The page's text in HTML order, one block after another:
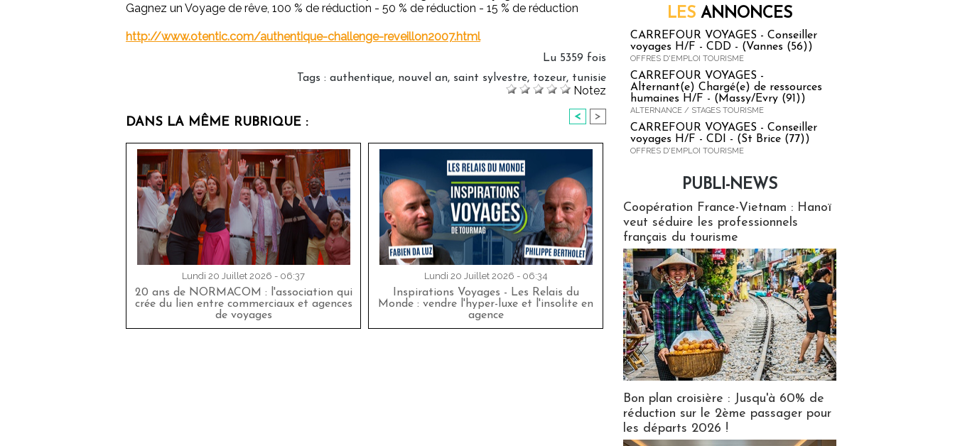
Gagnez un Voyage de rêve, 100 % de réduction - 50 % de réduction - 15 % de réduction
http://www.otentic.com/authentique-challenge-reveillon2007.html
Lu 5359 fois
Tags : authentique, nouvel an, saint sylvestre, tozeur, tunisie
Notez
DANS LA MÊME RUBRIQUE : < >
Lundi 20 Juillet 2026 - 06:37
20 ans de NORMACOM : l'association qui
crée du lien entre commerciaux et agences
de voyages
Lundi 20 Juillet 2026 - 06:34
Inspirations Voyages - Les Relais du
Monde : vendre l'hyper-luxe et l'insolite en
agence
LES ANNONCES
CARREFOUR VOYAGES - Conseiller
voyages H/F - CDD - (Vannes (56))
OFFRES D'EMPLOI TOURISME
CARREFOUR VOYAGES -
Alternant(e) Chargé(e) de ressources
humaines H/F - (Massy/Evry (91))
ALTERNANCE / STAGES TOURISME
CARREFOUR VOYAGES - Conseiller
voyages H/F - CDI - (St Brice (77))
OFFRES D'EMPLOI TOURISME
PUBLI-NEWS
Coopération France-Vietnam : Hanoï
veut séduire les professionnels
français du tourisme
Bon plan croisière : Jusqu'à 60% de
réduction sur le 2ème passager pour
les départs 2026 !